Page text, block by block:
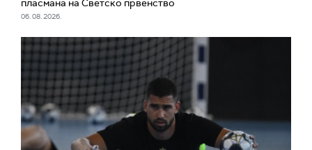
пласмана на Светско првенство
06. 08. 2026.